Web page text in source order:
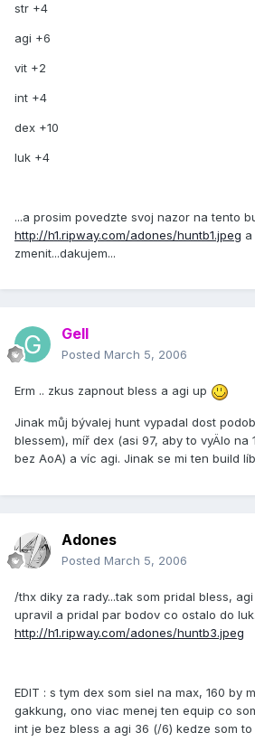
str +4
agi +6
vit +2
int +4
dex +10
luk +4
...a prosim povedzte svoj nazor na tento
http://h1.ripway.com/adones/huntb1.jpeg
zmenit...dakujem...
Gell
Posted March 5, 2006
Erm .. zkus zapnout bless a agi up
Jinak můj bývalej hunt vypadal dost
blessem), mí­ř dex (asi 97, aby to vyÄlo na
bez AoA) a ví­c agi. Jinak se mi ten build
Adones
Posted March 5, 2006
/thx diky za rady...tak som pridal bless,
upravil a pridal par bodov co ostalo do
http://h1.ripway.com/adones/huntb3.jpeg
EDIT : s tym dex som siel na max, 160 by
gakkung, ono viac menej ten equip co
int je bez bless a agi 36 (/6) kedze som